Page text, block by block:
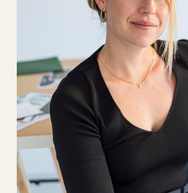
projeto Retratos
Sotavento visa promover,
pequenos
reforçando a identidade do
criativo e
especial atenção à